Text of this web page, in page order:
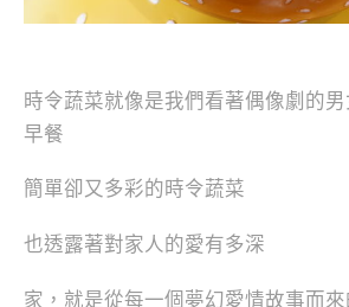
時令蔬菜就像是我們看著偶像劇的
早餐
簡單卻又多彩的時令蔬菜
也透露著對家人的愛有多深
家，就是從每一個夢幻愛情故事而來